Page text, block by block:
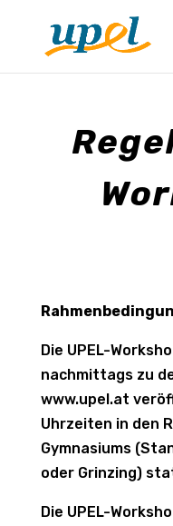
Die UPEL-
nachmittags zu
www.upel.at
Uhrzeiten in den
Gymnasiums
oder Grinzing)
Die UPEL-